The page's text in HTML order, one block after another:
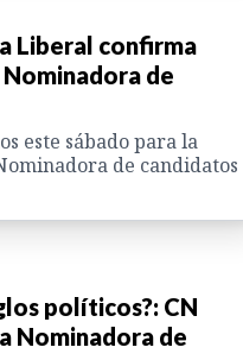
Liberal confirma
de
este sábado para la
de candidatos
políticos?: CN
Nominadora de